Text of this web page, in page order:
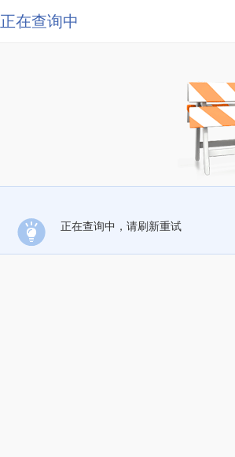
正在查询中
正在查询中，请刷新重试